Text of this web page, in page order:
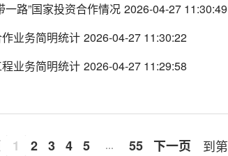
路”国家投资合作情况 2026-04-27 11:30:49
业务简明统计 2026-04-27 11:30:22
业务简明统计 2026-04-27 11:29:58
1 2 3 4 5 … 55 下一页 到第